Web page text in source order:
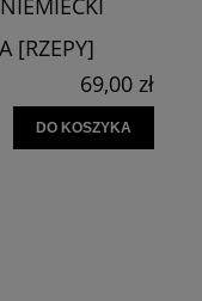
[RZEPY]
69,00 zł
DO KOSZYKA